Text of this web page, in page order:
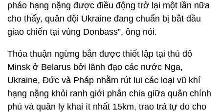
pháo hạng nặng được điều động trở lại một lần nữa
cho thấy, quân đội Ukraine đang chuẩn bị bắt đầu
giao chiến tại vùng Donbass”, ông nói.
Thỏa thuận ngừng bắn được thiết lập tại thủ đô
Minsk ở Belarus bởi lãnh đạo các nước Nga,
Ukraine, Đức và Pháp nhằm rút lui các loại vũ khí
hạng nặng khỏi ranh giới phân chia giữa quân chính
phủ và quân ly khai ít nhất 15km, trao trả tự do cho